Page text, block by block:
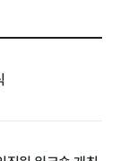
가현황